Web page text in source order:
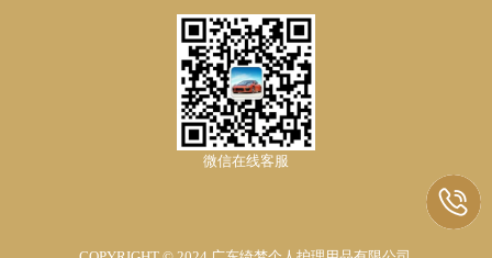
微信在线客服